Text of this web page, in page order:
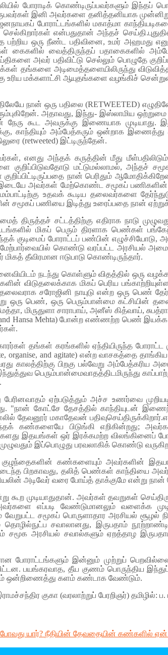
போராடிக் கொண்டிருப்பவர்களும் இந்தப்
இனி அவர்களை தனித்தனியாக
ஜனநாயகப் போராட்டங்களில் மகாத்மா
என்பதுதான் அந்தச்
ஒரு நீண்ட பதிவினை, உமர் அஹமது
கைகளில் வைத்திருந்தப் பதாகைகளில்
அவர் பதிவிட்டு செல்லும் பொழுதே
அடிமைத்தளையிலிருந்து விடுவித்த
உரிய மக்களாட்சி ஆயுதங்களை வழங்கிச்
நான் ஒரு பதிலை (RETWEETED)
அதாவது, இந்து- இஸ்லாமிய
கூட அவருக்கு இணையாக முடியாது.
காந்தியும் அம்பேத்கரும் ஒன்றாக
(retweeted) இட்டிருந்தேன்.
எனது அந்தக் கருத்தின் மீது
குறிப்பிடுவதோடு மட்டுமல்லாமல், அந்தச்
நான் பெரிதும்
இடையே அவர்கள் மேற்கொண்ட சமூகப்
உதவக் கூடிய தலைவர்களை
சமூகப் பணியை இடித்து உரைப்பதை நான்
சட்டத்திற்கு எதிராக நாடு
மிகப் பெரும் திரளாக பெண்கள்
போராட்டப் பண்பின் எழுச்சியோடு,
கொண்டு வரப்பட்ட அரசியல்
தீவிரமான ஈடுபாடு கொண்டிருந்தார்.
நடந்து கொள்ளும் விதத்தில் ஒரு
விடுதலைக்காக மிகப் பெரிய
சரோஜினி நாயுடு என்ற ஒரு பெண்
ஒரு பெண், ஒரு பெரும்பான்மை கட்சியின்
மிருதுளா சாராபாய், அனீஸ் கித்வாய்,
and Hansa Mehta) போன்ற எண்ணற்ற பெண்
தங்கள் கரங்களில் ஏந்தியிருந்த
organise, and agitate) என்ற
பிறகு பல்வேறு அம்பேத்கரிய
பெரும்பான்மைவாதத்திடமிருந்து
ஏற்படுத்தும் அச்ச உணர்வை
கோட்சே தேசத்தில் காந்தியுடன்
தேவனூர் மகாதேவன்
கண்களையே பிடுங்கி எறிகின்றது;
இதயங்கள் ஒர் இரக்கமற்ற விலங்கினைப்
இப்பொழுது பரவலாகிக் கொண்டு
குழந்தைகளின் கண்களையும் அவர்களின்
பிறகாவது, தலித் பெண்கள் காந்தியை
அடிவேர் வரை போய்த் தாக்குமே என்று
கூற முடியாதுதான். அவர்கள் தவறுகள்
எப்படி வேண்டுமானலும் வளைக்க
வேறுபட்ட சமூகப் பொருளாதார அரசியல்
சவாலானது, இருபதாம்
சமூக அரசியல் சவால்களும் ஏறத்தாழ
போராட்டங்களும் இன்னும் முற்றுப்
பயங்கரவாத, தீய குணம் பொருந்திய
ஒன்றிணைத்து களம் கண்டாக வேண்டும்.
குகா (வரலாற்றுப் பேரறிஞர்) தமிழில்: ப.
யார்? நீதியின் தேவதையின் கண்களில் ஏன்